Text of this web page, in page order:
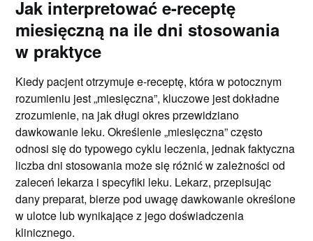
Jak interpretować e-receptę
miesięczną na ile dni stosowania
w praktyce
Kiedy pacjent otrzymuje e-receptę, która w potocznym
rozumieniu jest „miesięczna”, kluczowe jest dokładne
zrozumienie, na jak długi okres przewidziano
dawkowanie leku. Określenie „miesięczna” często
odnosi się do typowego cyklu leczenia, jednak faktyczna
liczba dni stosowania może się różnić w zależności od
zaleceń lekarza i specyfiki leku. Lekarz, przepisując
dany preparat, bierze pod uwagę dawkowanie określone
w ulotce lub wynikające z jego doświadczenia
klinicznego.